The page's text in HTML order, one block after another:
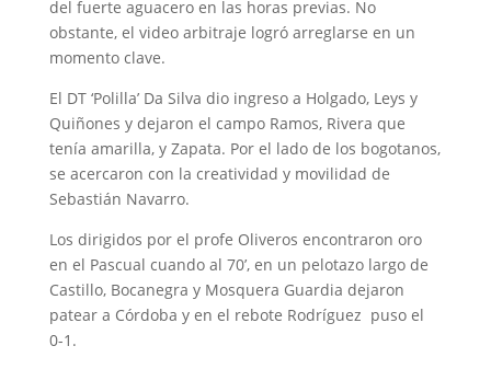
del fuerte aguacero en las horas previas. No
obstante, el video arbitraje logró arreglarse en un
momento clave.
El DT ‘Polilla’ Da Silva dio ingreso a Holgado, Leys y
Quiñones y dejaron el campo Ramos, Rivera que
tenía amarilla, y Zapata. Por el lado de los bogotanos,
se acercaron con la creatividad y movilidad de
Sebastián Navarro.
Los dirigidos por el profe Oliveros encontraron oro
en el Pascual cuando al 70’, en un pelotazo largo de
Castillo, Bocanegra y Mosquera Guardia dejaron
patear a Córdoba y en el rebote Rodríguez puso el
0-1.